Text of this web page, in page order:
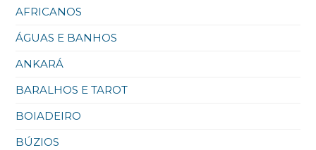
AFRICANOS
ÁGUAS E BANHOS
ANKARÁ
BARALHOS E TAROT
BOIADEIRO
BÚZIOS